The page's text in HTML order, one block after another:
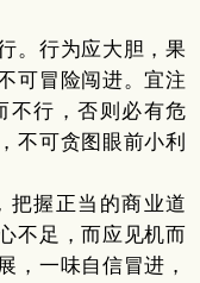
。行为应大胆，果
可冒险闯进。宜注
不行，否则必有危
不可贪图眼前小利
把握正当的商业道
不足，而应见机而
，一味自信冒进，